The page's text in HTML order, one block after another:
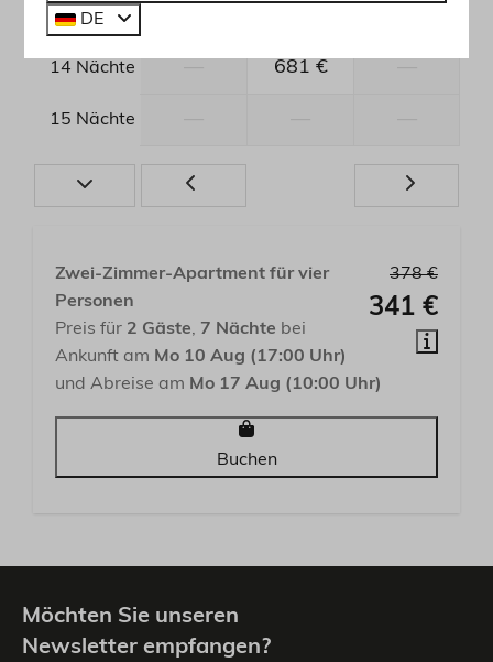
13 Nächte
14 Nächte 681 €
15 Nächte
378 €
341 €
Zwei-Zimmer-Apartment für vier
Personen
Preis für 2 Gäste, 7 Nächte bei
Ankunft am Mo 10 Aug (17:00 Uhr)
und Abreise am Mo 17 Aug (10:00 Uhr)
Buchen
Möchten Sie unseren
Newsletter empfangen?
DE